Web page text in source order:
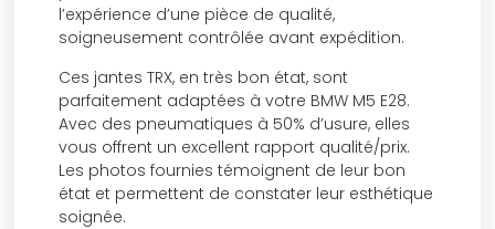
l’expérience d’une pièce de qualité,
soigneusement contrôlée avant expédition.
Ces jantes TRX, en très bon état, sont
parfaitement adaptées à votre BMW M5 E28.
Avec des pneumatiques à 50% d’usure, elles
vous offrent un excellent rapport qualité/prix.
Les photos fournies témoignent de leur bon
état et permettent de constater leur esthétique
soignée.